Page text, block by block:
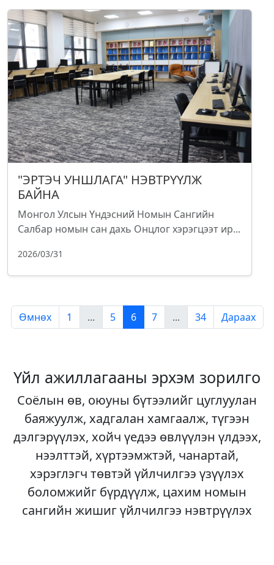
"ЭРТЭЧ УНШЛАГА" НЭВТРҮҮЛЖ
БАЙНА
Монгол Улсын Үндэсний Номын Сангийн
Салбар номын сан дахь Онцлог хэрэгцээт ир...
2026/03/31
Өмнөх 1 ... 5 6 7 ... 34 Дараах
Үйл ажиллагааны эрхэм зорилго
Соёлын өв, оюуны бүтээлийг цуглуулан
баяжуулж, хадгалан хамгаалж, түгээн
дэлгэрүүлэх, хойч үедээ өвлүүлэн үлдээх,
нээлттэй, хүртээмжтэй, чанартай,
хэрэглэгч төвтэй үйлчилгээ үзүүлэх
боломжийг бүрдүүлж, цахим номын
сангийн жишиг үйлчилгээ нэвтрүүлэх